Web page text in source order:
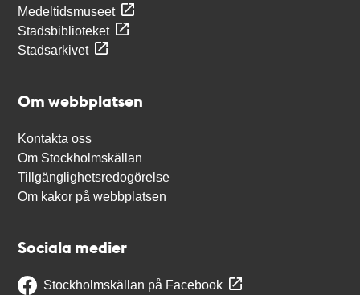
Medeltidsmuseet
Stadsbiblioteket
Stadsarkivet
Om webbplatsen
Kontakta oss
Om Stockholmskällan
Tillgänglighetsredogörelse
Om kakor på webbplatsen
Sociala medier
Stockholmskällan på Facebook